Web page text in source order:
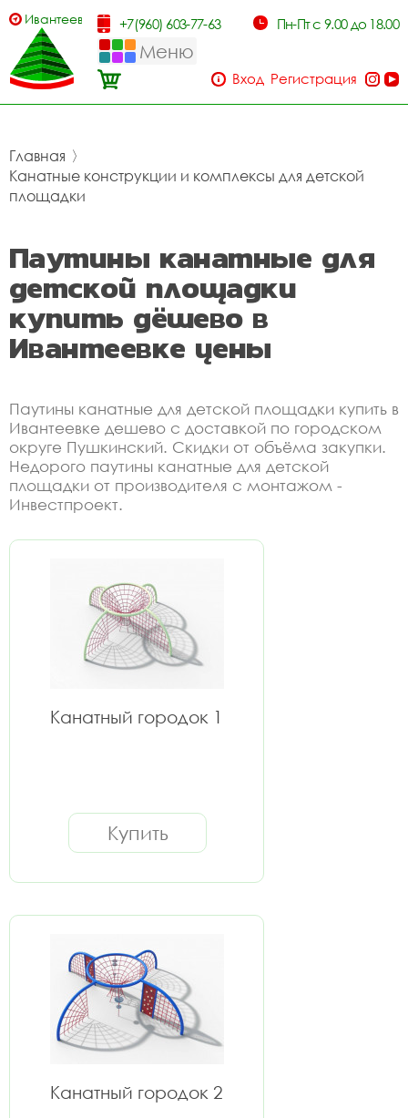
Ивантеевка +7(960) 603-77-63 Пн-Пт с 9.00 до 18.00
Меню
Вход Регистрация
Главная 〉
Канатные конструкции и комплексы для детской
площадки
Паутины канатные для
детской площадки
купить дёшево в
Ивантеевке цены
Паутины канатные для детской площадки купить в
Ивантеевке дешево с доставкой по городском
округе Пушкинский. Скидки от объёма закупки.
Недорого паутины канатные для детской
площадки от производителя с монтажом -
Инвестпроект.
Канатный городок 1
Купить
Канатный городок 2